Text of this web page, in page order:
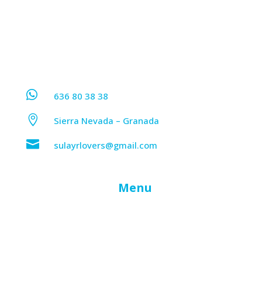
 636 80 38 38
 Sierra Nevada – Granada
 sulayrlovers@gmail.com
Menu